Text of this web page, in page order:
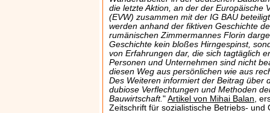
die letzte Aktion, an der der Europäische
(EVW) zusammen mit der IG BAU
werden anhand der fiktiven Geschichte
rumänischen Zimmermannes Florin
Geschichte kein bloßes Hirngespinst,
von Erfahrungen dar, die sich tagtäglich
Personen und Unternehmen sind nicht
diesen Weg aus persönlichen wie aus
Des Weiteren informiert der Beitrag über
dubiose Verflechtungen und Methoden
Bauwirtschaft." Artikel von Mihai Balan,
Zeitschrift für sozialistische Betriebs- und